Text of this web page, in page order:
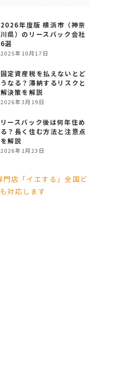
2026年度版 横浜市（神奈
川県）のリースバック会社
6選
2025年10月17日
固定資産税を払えないとど
うなる？滞納するリスクと
解決策を解説
2026年3月19日
リースバック後は何年住め
る？長く住む方法と注意点
を解説
2026年1月23日